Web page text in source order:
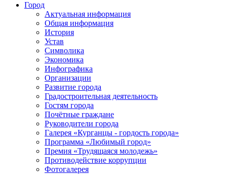
Город
Актуальная информация
Общая информация
История
Устав
Символика
Экономика
Инфографика
Организации
Развитие города
Градостроительная деятельность
Гостям города
Почётные граждане
Руководители города
Галерея «Курганцы - гордость города»
Программа «Любимый город»
Премия «Трудящаяся молодежь»
Противодействие коррупции
Фотогалерея